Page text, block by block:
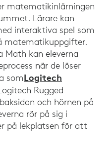
matematikinlärningen
Lärare kan
interaktiva spel som
matematikuppgifter.
Math kan eleverna
när de löser
somLogitech
Rugged
och hörnen på
rör på sig i
på lekplatsen för att